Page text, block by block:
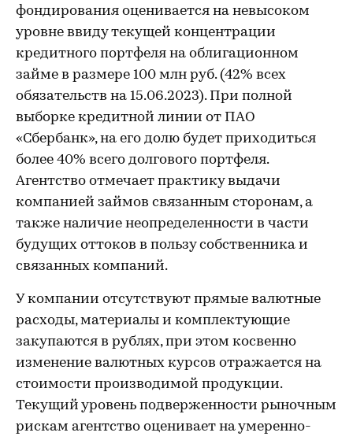
фондирования оценивается на невысоком
уровне ввиду текущей концентрации
кредитного портфеля на облигационном
займе в размере 100 млн руб. (42% всех
обязательств на 15.06.2023). При полной
выборке кредитной линии от ПАО
«Сбербанк», на его долю будет приходиться
более 40% всего долгового портфеля.
Агентство отмечает практику выдачи
компанией займов связанным сторонам, а
также наличие неопределенности в части
будущих оттоков в пользу собственника и
связанных компаний.
У компании отсутствуют прямые валютные
расходы, материалы и комплектующие
закупаются в рублях, при этом косвенно
изменение валютных курсов отражается на
стоимости производимой продукции.
Текущий уровень подверженности рыночным
рискам агентство оценивает на умеренно-